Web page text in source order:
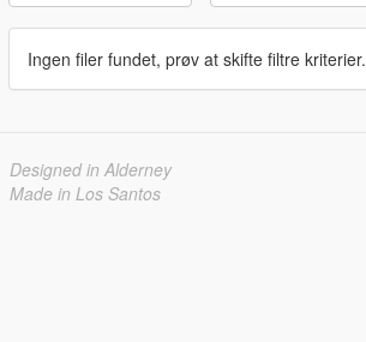
Ingen filer fundet, prøv at skifte filtre kriterier.
Designed in Alderney
Made in Los Santos